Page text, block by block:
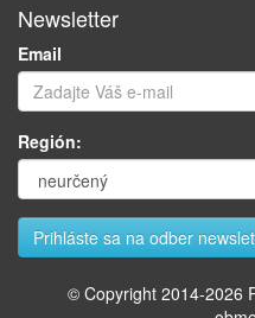
Newsletter
Email
Región:
© Copyright 2014-2026